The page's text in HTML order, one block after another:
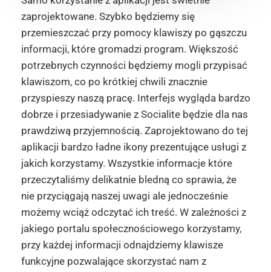
zaprojektowane. Szybko będziemy się
przemieszczać przy pomocy klawiszy po gąszczu
informacji, które gromadzi program. Większość
potrzebnych czynności będziemy mogli przypisać
klawiszom, co po krótkiej chwili znacznie
przyspieszy naszą pracę. Interfejs wygląda bardzo
dobrze i przesiadywanie z Socialite będzie dla nas
prawdziwą przyjemnością. Zaprojektowano do tej
aplikacji bardzo ładne ikony prezentujące usługi z
jakich korzystamy. Wszystkie informacje które
przeczytaliśmy delikatnie bledną co sprawia, że
nie przyciągają naszej uwagi ale jednocześnie
możemy wciąż odczytać ich treść. W zależności z
jakiego portalu społecznościowego korzystamy,
przy każdej informacji odnajdziemy klawisze
funkcyjne pozwalające skorzystać nam z